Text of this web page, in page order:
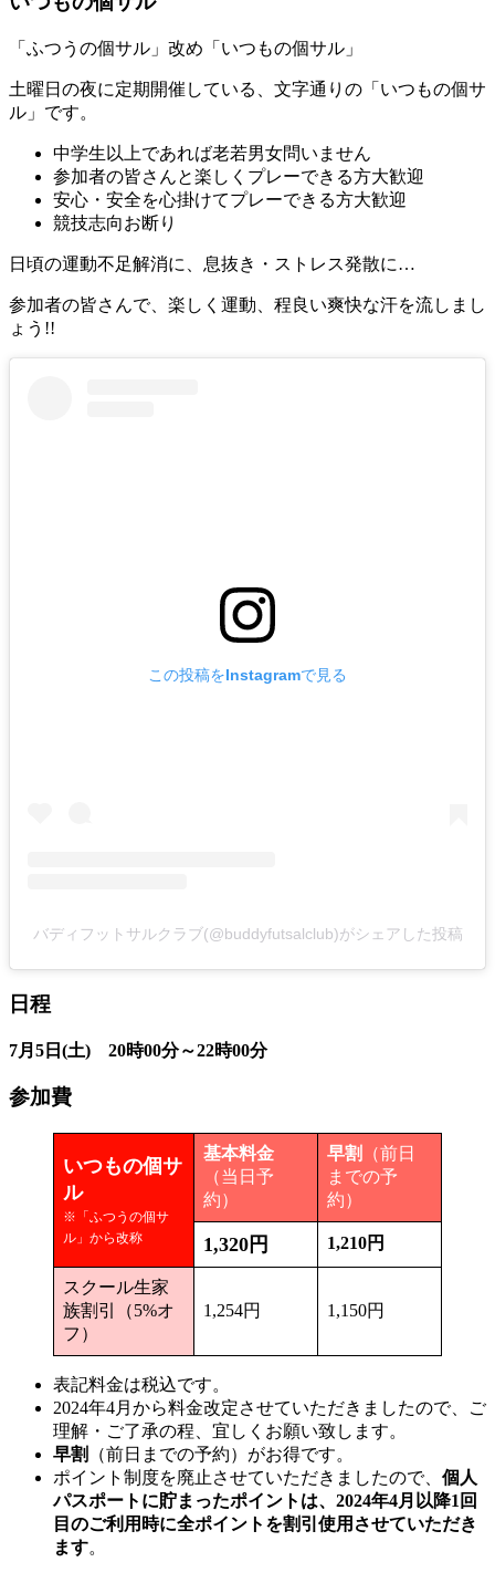
「ふつうの個サル」改め「いつもの個サル」
土曜日の夜に定期開催している、文字通りの「いつもの個サ
ル」です。
中学生以上であれば老若男女問いません
参加者の皆さんと楽しくプレーできる方大歓迎
安心・安全を心掛けてプレーできる方大歓迎
競技志向お断り
日頃の運動不足解消に、息抜き・ストレス発散に…
参加者の皆さんで、楽しく運動、程良い爽快な汗を流しまし
ょう!!
この投稿をInstagramで見る
バディフットサルクラブ(@buddyfutsalclub)がシェアした投稿
日程
7月5日(土) 20時00分～22時00分
参加費
いつもの個サ
ル
※「ふつうの個サ
ル」から改称
基本料金
（当日予
約）
早割
（前日
までの予
約）
1,320円 1,210円
スクール生家
族割引（5%オ
フ）
1,254円 1,150円
表記料金は税込です。
2024年4月から料金改定させていただきましたので、ご
理解・ご了承の程、宜しくお願い致します。
早割
（前日までの予約）がお得です。
ポイント制度を廃止させていただきましたので、 個人
パスポートに貯まったポイントは、2024年4月以降1回
目のご利用時に全ポイントを割引使用させていただき
ます。